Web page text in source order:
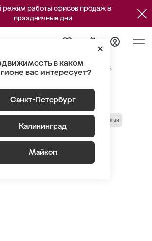
режим работы офисов продаж в
праздничные дни
в каком
вас интересует?
Санкт-Петербург
Калининград
Майкоп
Генплан
Секция 2 Квартира №484
111.1 м
постирочная